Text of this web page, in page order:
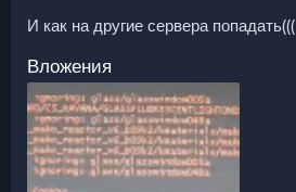
И как на другие сервера попадать(((
Вложения